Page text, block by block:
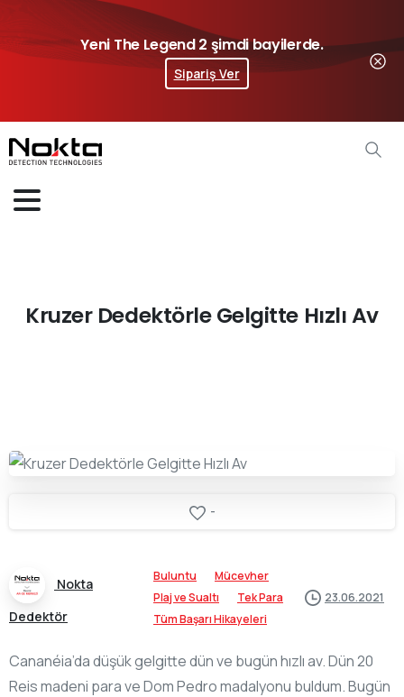
Yeni The Legend 2 şimdi bayilerde.
Sipariş Ver
Kruzer Dedektörle Gelgitte Hızlı Av
-
Nokta
Dedektör
Buluntu
Mücevher
Plaj ve Sualtı
Tek Para
Tüm Başarı Hikayeleri
23.06.2021
Cananéia’da düşük gelgitte dün ve bugün hızlı av. Dün 20
Reis madeni para ve Dom Pedro madalyonu buldum. Bugün